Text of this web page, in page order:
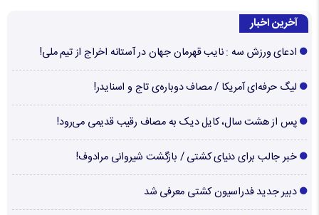
آخرین اخبار
ادعای ورزش سه : نایب قهرمان جهان در آستانه اخراج از تیم ملی!
لیگ حرفه‌ای آمریکا / مصاف دوباره‌ی تاج و اسنایدر!
پس از هشت سال، کایل دیک به مصاف رقیب قدیمی می‌رود!
خبر جالب برای دنیای کشتی / بازگشت شیروانی مرادوف!
دبیر جدید فدراسیون کشتی معرفی شد